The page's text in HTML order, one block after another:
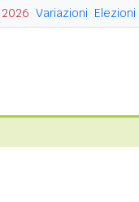
Variazioni Elezioni